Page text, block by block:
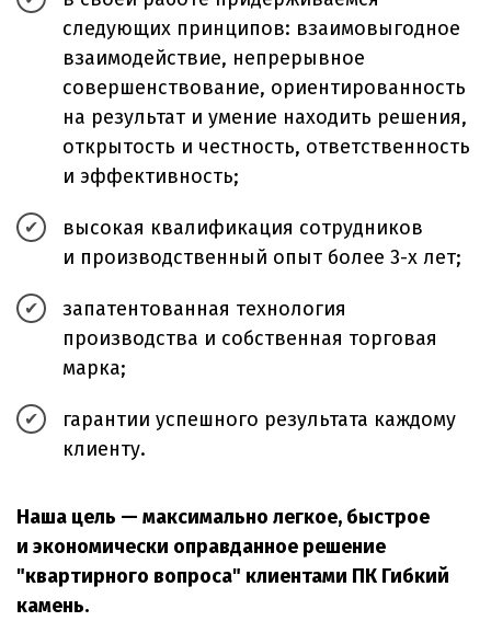
следующих принципов: взаимовыгодное
взаимодействие, непрерывное
совершенствование, ориентированность
на результат и умение находить решения,
открытость и честность, ответственность
и эффективность;
высокая квалификация сотрудников
и производственный опыт более 3-х лет;
запатентованная технология
производства и собственная торговая
марка;
гарантии успешного результата каждому
клиенту.
Наша цель — максимально легкое, быстрое
и экономически оправданное решение
"квартирного вопроса" клиентами ПК Гибкий
камень.